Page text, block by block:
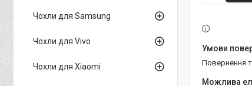
повернення
Чохли для Samsung
Чохли для Vivo
Чохли для Xiaomi